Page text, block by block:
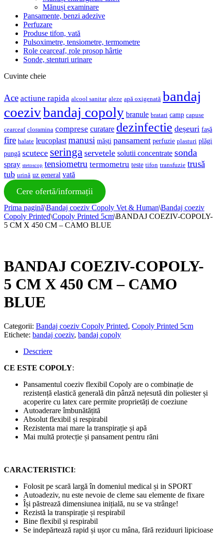
Mănuși examinare
Pansamente, benzi adezive
Perfuzare
Produse tifon, vată
Pulsoximetre, tensiometre, termometre
Role cearceaf, role prosop hârtie
Sonde, stenturi urinare
Cuvinte cheie
Ace actiune rapida alcool sanitar aleze apă oxigenată bandaj
coezivbandaj copoly branule bratari camp capuse
cearceaf cloramina comprese curatare dezinfectie deșeuri fașă
fire halate leucoplast manusi măști pansament perfuzie plasturi plăgi
pungă scutece seringa servetele solutii concentrate sonda
spray stetoscop tensiometru termometru teste tifon transfuzie trusă
tub urină uz general vată
Cere ofertă/informații
Prima pagină\Bandaj coeziv Copoly Vet & Human\Bandaj coeziv
Copoly Printed\Copoly Printed 5cm\BANDAJ COEZIV-COPOLY-
5 CM X 450 CM – CAMO BLUE
BANDAJ COEZIV-COPOLY-
5 CM X 450 CM – CAMO
BLUE
Categorii: Bandaj coeziv Copoly Printed, Copoly Printed 5cm
Etichete: bandaj coeziv, bandaj copoly
Descriere
CE ESTE COPOLY:
Pansamentul coeziv flexibil Copoly are o combinație de
rezistență elastică generală din pânză nețesută din poliester și
acoperire cu latex care permite proprietăți de coeziune
Autoaderare îmbunătățită
Absolut flexibil și respirabil
Rezistenta mai mare la transpirație și apă
Mai multă protecție și pansament pentru răni
CARACTERISTICI:
Folosit pe scară largă în domeniul medical și in SPORT
Autoadeziv, nu este nevoie de cleme sau elemente de fixare
Își păstrează dimensiunea inițială, nu se va strânge!
Rezistă la transpirație și respirabil
Bine flexibil și respirabil
Se indepărtează rapid și ușor cu mâna, fără reziduuri lipicioase